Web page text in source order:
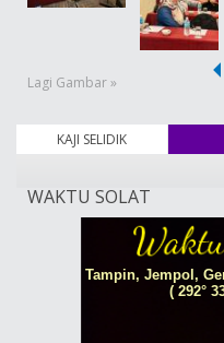
Lagi Gambar »
KAJI SELIDIK
WAKTU SOLAT